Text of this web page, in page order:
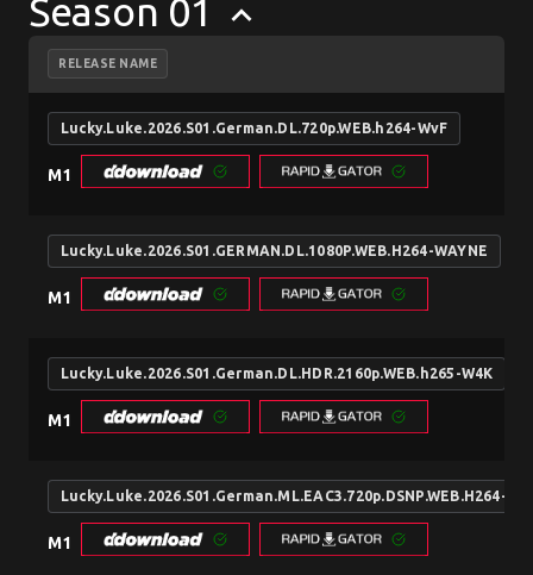
Season 01 keyboard_arrow_up
RELEASE NAME
Lucky.Luke.2026.S01.German.DL.720p.WEB.h264-WvF
M1
Lucky.Luke.2026.S01.GERMAN.DL.1080P.WEB.H264-WAYNE
M1
Lucky.Luke.2026.S01.German.DL.HDR.2160p.WEB.h265-W4K
M1
Lucky.Luke.2026.S01.German.ML.EAC3.720p.DSNP.WEB.H264-
M1